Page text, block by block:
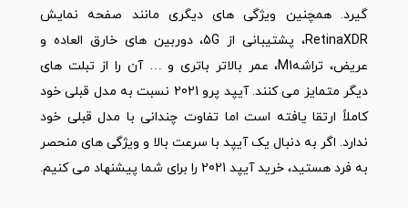
گیرد. همچنین ویژگی های دیگری مانند صفحه نمایش
RetinaXDR، پشتیبانی از 5G، دوربین های خارق العاده و
عریض، تراشهM1، عمر بالاتر باتری و … آن را از تبلت های
دیگر متمایز می کنند. آیپد پرو 2021 نسبت به مدل قبلی خود
کاملاً ارتقا یافته است اما تفاوت چندانی با مدل قبلی خود
ندارد. اگر به دنبال یک آیپد با سرعت بالا و ویژگی های منحصر
به فرد هستید، خرید آیپد 2021 را برای شما پیشنهاد می کنیم.